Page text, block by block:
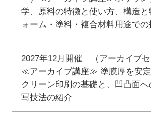
学、原料の特徴と使い方、構造と
ォーム・塗料・複合材料用途での
2027年12月開催 （アーカイブセ
≪アーカイブ講座≫ 塗膜厚を安定
クリーン印刷の基礎と、凹凸面へ
写技法の紹介